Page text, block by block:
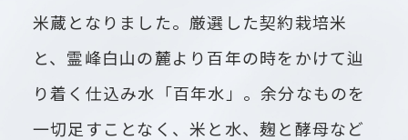
米蔵となりました。厳選した契約栽培米
と、霊峰白山の麓より百年の時をかけて辿
り着く仕込み水「百年水」。余分なものを
一切足すことなく、米と水、麹と酵母など